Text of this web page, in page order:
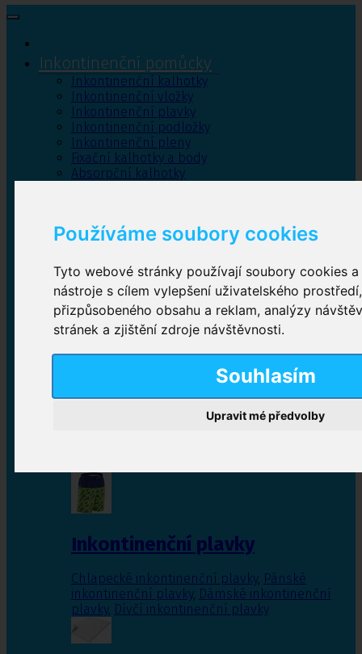
Používáme soubory cookies
Tyto webové stránky používají soubory cookies
nástroje s cílem vylepšení uživatelského
přizpůsobeného obsahu a reklam, analýzy
stránek a zjištění zdroje návštěvnosti.
Souhlasím
Upravit mé předvolby
Inkontinenční pomůcky
Inkontinenční kalhotky
Inkontinenční vložky
Inkontinenční plavky
Inkontinenční podložky
Inkontinenční pleny
Fixační kalhotky a body
Absorpční kalhotky
Inkontinenční kalhotky
Plenkové kalhotky navlékací,Plenkové kalhotky
zalepovací,Inkontinenční kalhotky dámské
Inkontinenční vložky
Inkontinenční plavky
Chlapecké inkontinenční plavky, Pánské
inkontinenční plavky, Dámské inkontinenční
plavky, Dívčí inkontinenční plavky